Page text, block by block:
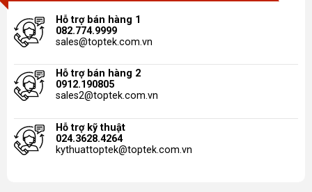
Hỗ trợ bán hàng 1
082.774.9999
sales@toptek.com.vn
Hỗ trợ bán hàng 2
0912.190805
sales2@toptek.com.vn
Hỗ trợ kỹ thuật
024.3628.4264
kythuattoptek@toptek.com.vn